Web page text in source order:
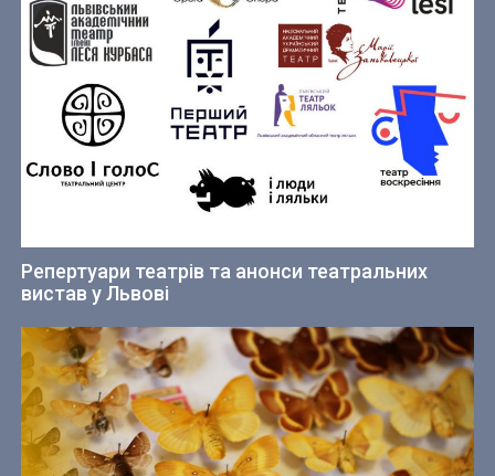
Репертуари театрів та анонси театральних
вистав у Львові